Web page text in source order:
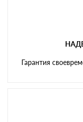
Гарантия